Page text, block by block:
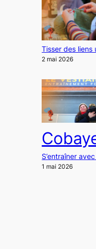
Tisser des liens
2 mai 2026
S’entraîner
1 mai 2026